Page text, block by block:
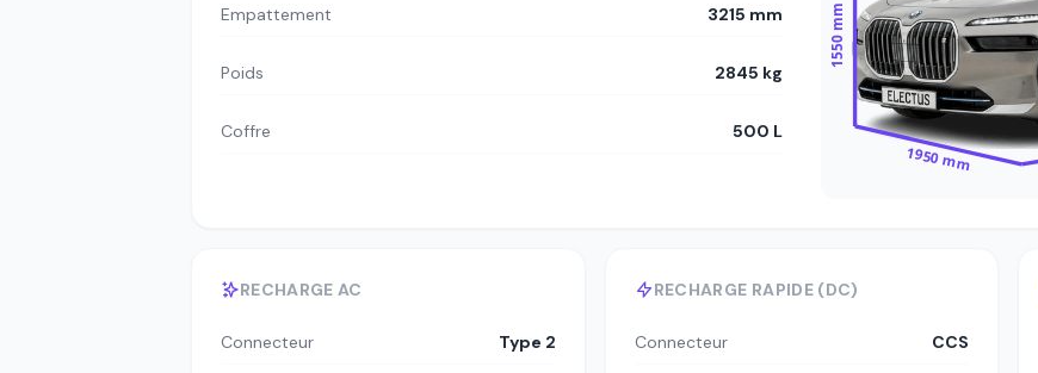
Empattement 3215 mm
Poids 2845 kg
Coffre 500 L
1550 mm
1950 mm
RECHARGE AC
Connecteur Type 2
RECHARGE RAPIDE (DC)
Connecteur CCS